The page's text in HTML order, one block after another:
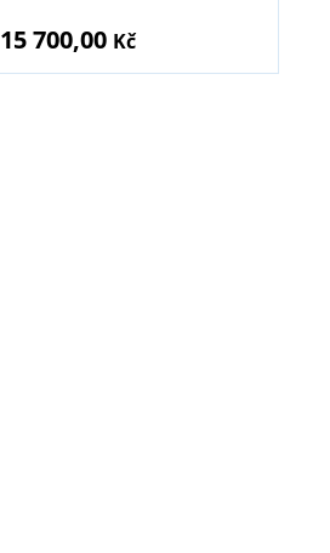
15 700,00 Kč